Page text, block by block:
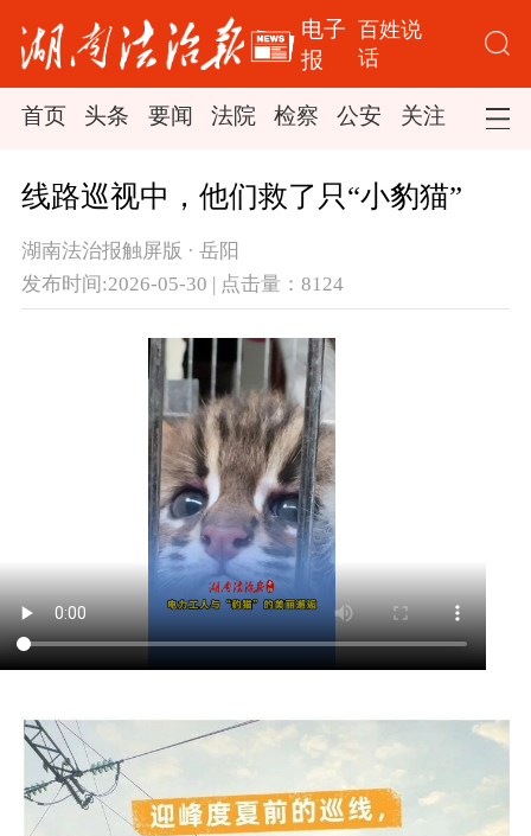
电子
报
百姓说
话
首页 头条 要闻 法院 检察 公安 关注 司法
线路巡视中，他们救了只“小豹猫”
湖南法治报触屏版 · 岳阳
发布时间:2026-05-30 | 点击量：8124